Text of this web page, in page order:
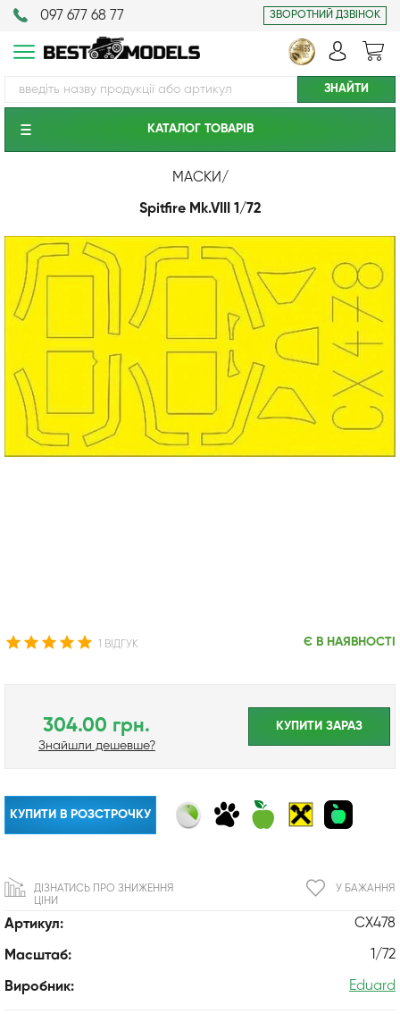
097 677 68 77 ЗВОРОТНИЙ ДЗВІНОК
КАТАЛОГ ТОВАРIВ
МАСКИ/
Spitfire Mk.VIII 1/72
1 ВІДГУК Є В НАЯВНОСТІ
Артикул: CX478
Масштаб: 1/72
Виробник: Eduard
304.00 грн.
Знайшли дешевше?
КУПИТИ ЗАРАЗ
КУПИТИ В РОЗСТРОЧКУ
У БАЖАННЯ
ДІЗНАТИСЬ ПРО ЗНИЖЕННЯ
ЦІНИ